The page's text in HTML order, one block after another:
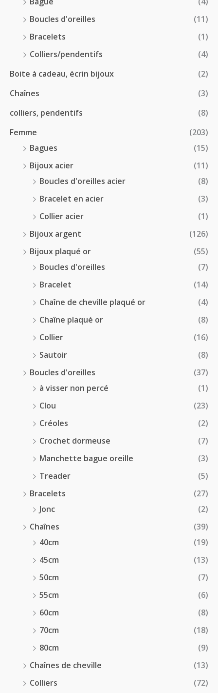
.0
Boucles d'oreilles
(11)
Bracelets
(1)
Colliers/pendentifs
(4)
Boite à cadeau, écrin bijoux
(2)
Chaînes
(3)
colliers, pendentifs
(8)
Femme
(203)
Bagues
(15)
Bijoux acier
(11)
Boucles d'oreilles acier
(8)
Bracelet en acier
(3)
Collier acier
(1)
Bijoux argent
(126)
Bijoux plaqué or
(55)
Boucles d'oreilles
(7)
Bracelet
(14)
Chaîne de cheville plaqué or
(4)
Chaîne plaqué or
(8)
Collier
(16)
Sautoir
(8)
Boucles d'oreilles
(37)
à visser non percé
(1)
Clou
(23)
Créoles
(2)
Crochet dormeuse
(7)
Manchette bague oreille
(3)
Treader
(5)
Bracelets
(27)
Jonc
(2)
Chaînes
(39)
40cm
(19)
45cm
(13)
50cm
(7)
55cm
(6)
60cm
(8)
70cm
(18)
80cm
(9)
Chaînes de cheville
(13)
Colliers
(72)